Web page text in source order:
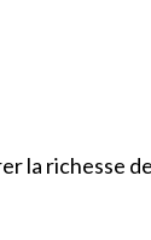
la richesse